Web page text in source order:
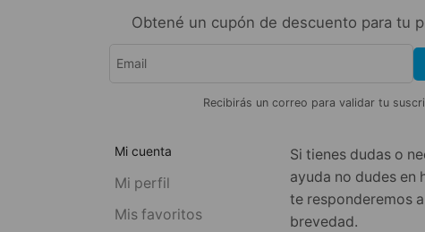
Obtené un cupón de descuento para tu
Recibirás un correo para validar tu
Mi cuenta
Mi perfil
Mis favoritos
Si tienes dudas o
ayuda no dudes en
te responderemos
brevedad.